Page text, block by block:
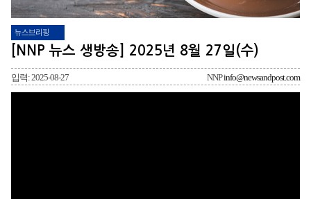
뉴스브리핑
[NNP 뉴스 생방송] 2025년 8월 27일(수)
입력: 2025-08-27 NNPinfo@newsandpost.com